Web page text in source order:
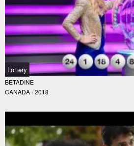
Lottery
BETADINE
CANADA / 2018